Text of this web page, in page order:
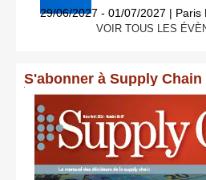
29/06/2027 - 01/07/2027 | Paris
VOIR TOUS LES
S'abonner à Supply Chain